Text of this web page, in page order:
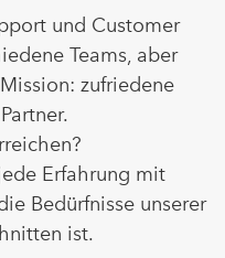
und Customer
Teams, aber
zufriedene
Erfahrung mit
Bedürfnisse unserer
ist.